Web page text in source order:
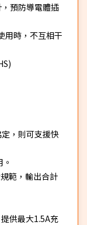
預防導電體插
用時，不互相干
，則可支援快
範，輸出合計
供最大1.5A充